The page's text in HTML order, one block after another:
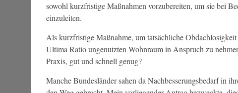
sowohl kurzfristige Maßnahmen vorzubereiten, um sie bei
einzuleiten.
Als kurzfristige Maßnahme, um tatsächliche
Ultima Ratio ungenutzten Wohnraum in Anspruch zu
Praxis, gut und schnell genug?
Manche Bundesländer sahen da Nachbesserungsbedarf in